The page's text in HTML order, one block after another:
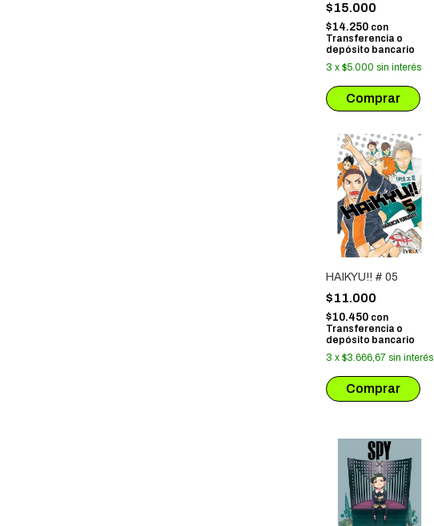
$15.000
$14.250 con
Transferencia o
depósito bancario
3 x $5.000 sin interés
HAIKYU!! # 05
$11.000
$10.450 con
Transferencia o
depósito bancario
3 x $3.666,67 sin interés